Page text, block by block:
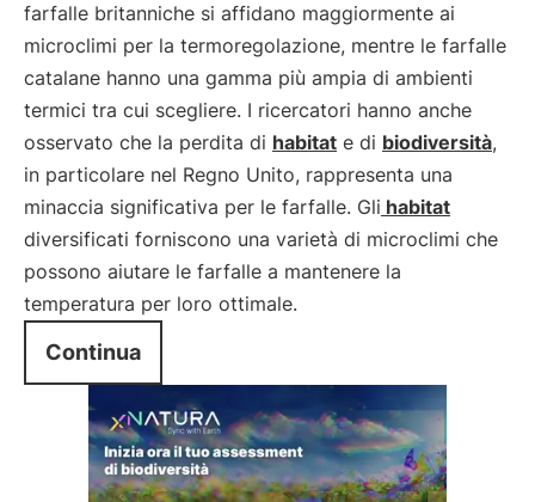
farfalle britanniche si affidano maggiormente ai
microclimi per la termoregolazione, mentre le farfalle
catalane hanno una gamma più ampia di ambienti
termici tra cui scegliere. I ricercatori hanno anche
osservato che la perdita di habitat e di biodiversità,
in particolare nel Regno Unito, rappresenta una
minaccia significativa per le farfalle. Gli habitat
diversificati forniscono una varietà di microclimi che
possono aiutare le farfalle a mantenere la
temperatura per loro ottimale.
Continua